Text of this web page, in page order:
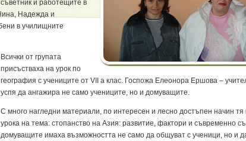
съветник и работещите в
Надежда и
в училищните
Всички от групата
присъстваха на урок по
география с учениците от VII а клас. Госпожа Елеонора Ершова –
успя да ангажира не само учениците, но и домуващите.
С много нагледни материали, по интересен и лесно достъпен начин тя
урока на тема: стопанство на Азия: развитие, фактори и съвременно
домуващите имаха възможността не само да общуват с ученици, но и